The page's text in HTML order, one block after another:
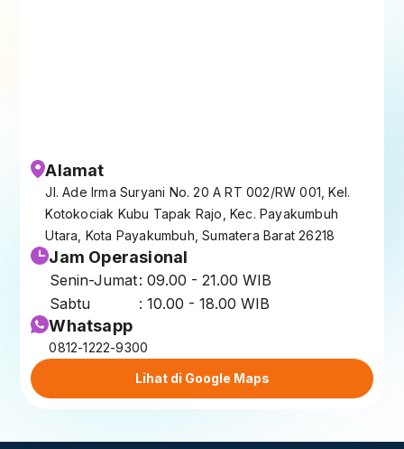
Alamat
Jl. Ade Irma Suryani No. 20 A RT 002/RW 001, Kel.
Kotokociak Kubu Tapak Rajo, Kec. Payakumbuh
Utara, Kota Payakumbuh, Sumatera Barat 26218
Jam Operasional
Senin-Jumat: 09.00 - 21.00 WIB
Sabtu
: 10.00 - 18.00 WIB
Whatsapp
0812-1222-9300
Lihat di Google Maps